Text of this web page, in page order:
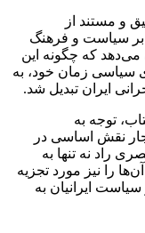
و مستند از
بر سیاست و فرهنگ
می‌دهد که چگونه این
سیاسی زمان خود، به
ایران تبدیل شد.
توجه به
نقش اساسی در
راد نه تنها به
را نیز مورد تجزیه
سیاست ایرانیان به